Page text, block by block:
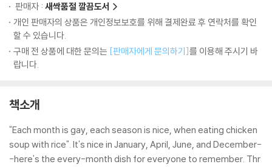
판매자 : 새싹품절 깔끔도서
개인 판매자의 상품은 개인정보보호를 위해 결제완료 후 연락처를 확인
할 수 있습니다.
구매 전 상품에 대한 문의는 [판매자에게 문의하기]를 이용해 주시기 바
랍니다.
책소개
"Each month is gay, each season is nice, when eating chicken
soup with rice". It's nice in January, April, June, and December-
-here's the every-month dish for everyone to remember. Thr